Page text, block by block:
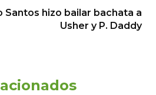
Santos hizo bailar bachata a
Usher y P. Daddy